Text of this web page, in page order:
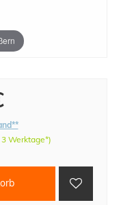
Werktage*)